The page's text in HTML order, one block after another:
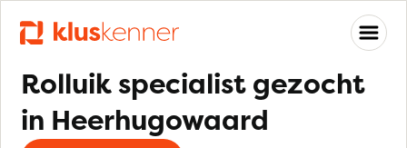
Rolluik specialist gezocht
in Heerhugowaard